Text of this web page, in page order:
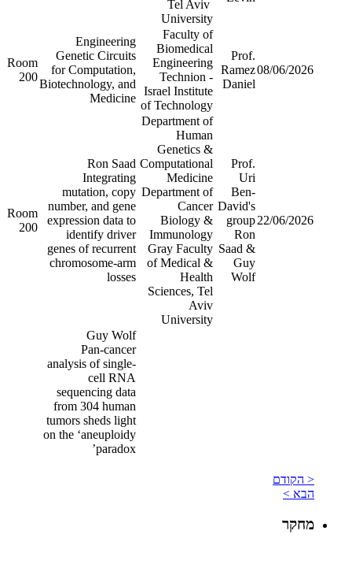
Tel Aviv
University
08/06/2026
Prof.
Ramez
Daniel
Faculty of
Biomedical
Engineering
Technion -
Israel Institute
of Technology
Engineering
Genetic Circuits
for Computation,
Biotechnology, and
Medicine
Room
200
22/06/2026
Prof.
Uri
Ben-
David's
group
Ron
Saad &
Guy
Wolf
Department of
Human
Genetics &
Computational
Medicine
Department of
Cancer
Biology &
Immunology
Gray Faculty
of Medical &
Health
Sciences, Tel
Aviv
University
Ron Saad
Integrating
mutation, copy
number, and gene
expression data to
identify driver
genes of recurrent
chromosome-arm
losses
Room
200
Guy Wolf
Pan-cancer
analysis of single-
cell RNA
sequencing data
from 304 human
tumors sheds light
on the ‘aneuploidy
paradox’
< הקודם
הבא >
מחקר